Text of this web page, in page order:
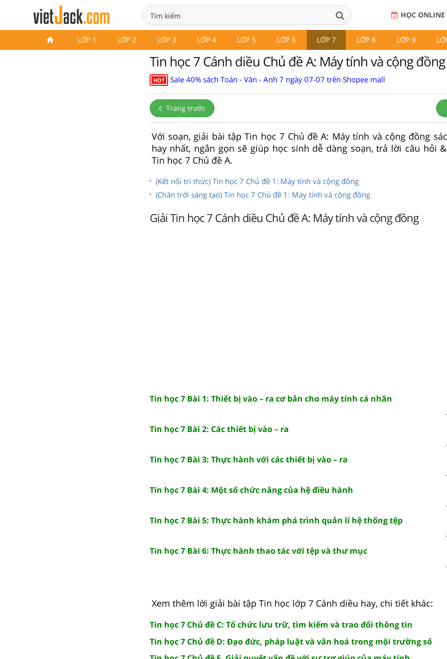
HỌC ONLINE
LỚP 1 LỚP 2 LỚP 3 LỚP 4 LỚP 5 LỚP 6 LỚP 7 LỚP 8 LỚP 9
Tin học 7 Cánh diều Chủ đề A: Máy tính và cộng đồng
HOT Sale 40% sách Toán - Văn - Anh 7 ngày 07-07 trên Shopee mall
Trang trước
Với soạn, giải bài tập Tin học 7 Chủ đề A: Máy tính và cộng đồng
hay nhất, ngắn gọn sẽ giúp học sinh dễ dàng soạn, trả lời câu hỏi
Tin học 7 Chủ đề A.
(Kết nối tri thức) Tin học 7 Chủ đề 1: Máy tính và cộng đồng
(Chân trời sáng tạo) Tin học 7 Chủ đề 1: Máy tính và cộng đồng
Giải Tin học 7 Cánh diều Chủ đề A: Máy tính và cộng đồng
Tin học 7 Bài 1: Thiết bị vào – ra cơ bản cho máy tính cá nhân
Tin học 7 Bài 2: Các thiết bị vào – ra
Tin học 7 Bài 3: Thực hành với các thiết bị vào – ra
Tin học 7 Bài 4: Một số chức năng của hệ điều hành
Tin học 7 Bài 5: Thực hành khám phá trình quản lí hệ thống tệp
Tin học 7 Bài 6: Thực hành thao tác với tệp và thư mục
Xem thêm lời giải bài tập Tin học lớp 7 Cánh diều hay, chi tiết khác:
Tin học 7 Chủ đề C: Tổ chức lưu trữ, tìm kiếm và trao đổi thông tin
Tin học 7 Chủ đề D: Đạo đức, pháp luật và văn hoá trong mội trường số